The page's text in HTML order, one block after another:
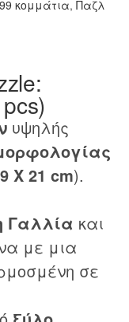
κομμάτια, Παζλ
υψηλής
X 21 cm).
Γαλλία και
με μια
σε